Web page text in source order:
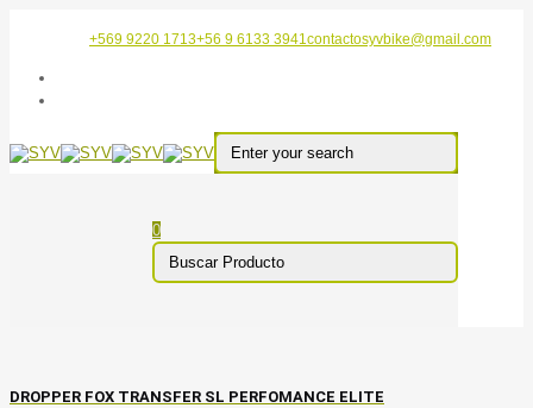
+569 9220 1713+56 9 6133 3941contactosyvbike@gmail.com
0
DROPPER FOX TRANSFER SL PERFOMANCE ELITE